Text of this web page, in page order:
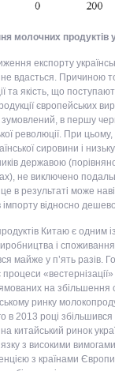
молочних продуктів у
експорту
вдасться. Причиною
та якість, що
європейських
зумовлений, в першу
революції. При
сировини і
державою
не виключено
в результаті може
відносно
Китаю є одним
і
майже у п’ять разів.
«вестернізації»
на збільшення
ринку
в 2013 році
китайський ринок
з високими
з країнами